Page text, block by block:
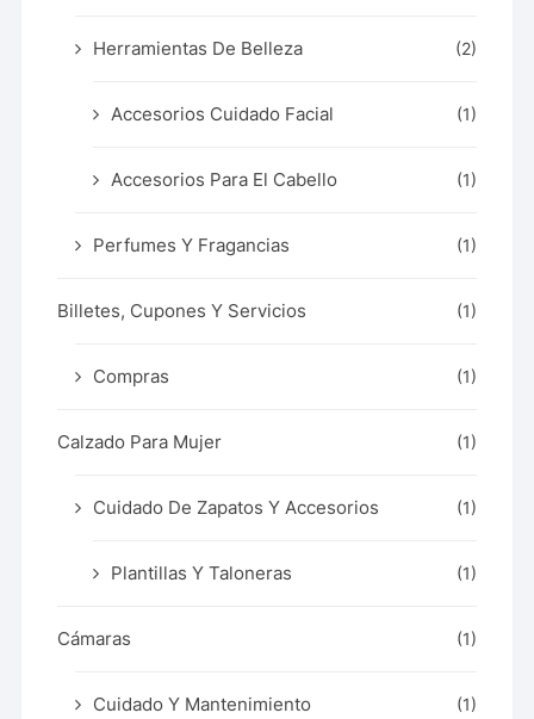
Herramientas De Belleza (2)
Accesorios Cuidado Facial (1)
Accesorios Para El Cabello (1)
Perfumes Y Fragancias (1)
Billetes, Cupones Y Servicios (1)
Compras (1)
Calzado Para Mujer (1)
Cuidado De Zapatos Y Accesorios (1)
Plantillas Y Taloneras (1)
Cámaras (1)
Cuidado Y Mantenimiento (1)